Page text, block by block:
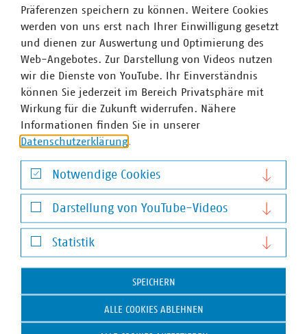
Merkblatt Serie Direktvermarktung 2016
(521KB)
Merkblatt Serie Direktvermarktung 2017
518KB)
VKU-Bereiche
Präferenzen speichern zu können. Weitere Cookies
werden von uns erst nach Ihrer Einwilligung gesetzt
und dienen zur Auswertung und Optimierung des
Web-Angebotes. Zur Darstellung von Videos nutzen
wir die Dienste von YouTube. Ihr Einverständnis
können Sie jederzeit im Bereich Privatsphäre mit
Wirkung für die Zukunft widerrufen. Nähere
Informationen finden Sie in unserer
Datenschutzerklärung
Notwendige Cookies
Notwendige Cookies
Darstellung von YouTube-Videos
Darstellung von YouTube-Videos
Statistik
Statistik
SPEICHERN
ALLE COOKIES ABLEHNEN